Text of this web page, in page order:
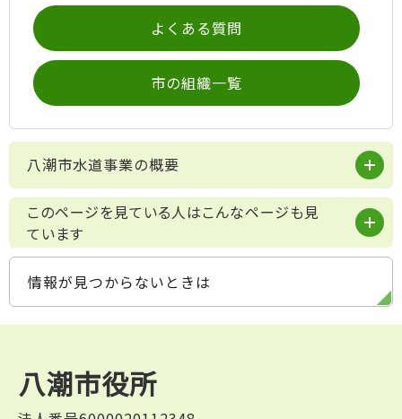
よくある質問
市の組織一覧
八潮市水道事業の概要
このページを見ている人はこんなページも見
ています
情報が見つからないときは
八潮市役所